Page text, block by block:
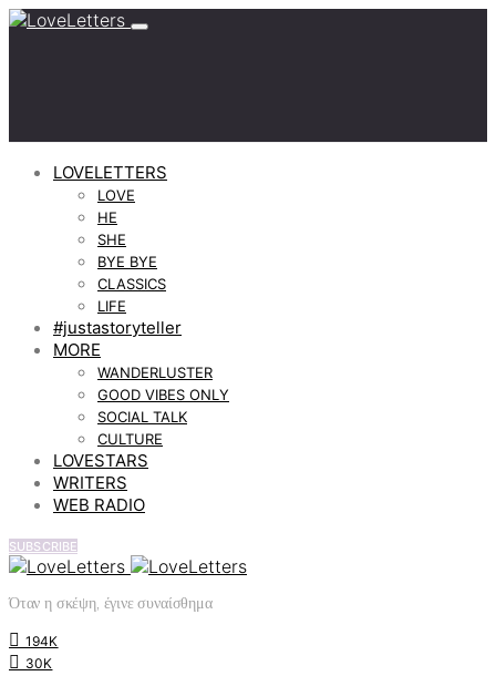
LOVELETTERS
LOVE
HE
SHE
BYE BYE
CLASSICS
LIFE
#justastoryteller
MORE
WANDERLUSTER
GOOD VIBES ONLY
SOCIAL TALK
CULTURE
LOVESTARS
WRITERS
WEB RADIO
SUBSCRIBE
Όταν η σκέψη, έγινε συναίσθημα
194K
30K